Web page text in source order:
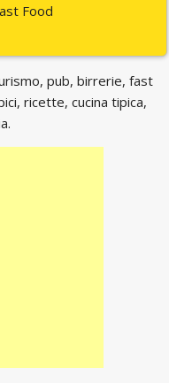
Food
pub, birrerie, fast
ricette, cucina tipica,